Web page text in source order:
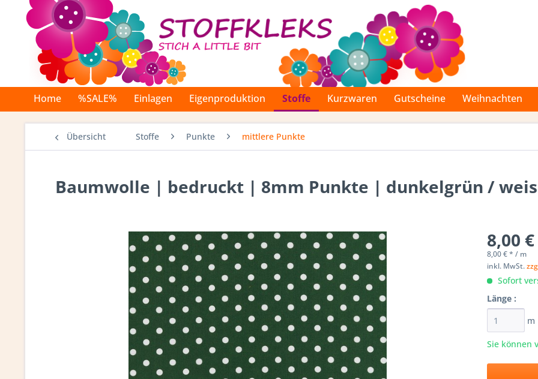
Home %SALE% Einlagen Eigenproduktion Stoffe Kurzwaren Gutscheine Weihnachten
Übersicht Stoffe Punkte mittlere Punkte
Baumwolle | bedruckt | 8mm Punkte | dunkelgrün /
8,00
8,00 € * / m
inkl. MwSt.
Sofort
Länge :
m
Sie können